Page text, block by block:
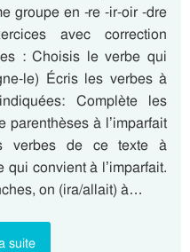
groupe en -re -ir-oir -dre
avec correction
: Choisis le verbe qui
le) Écris les verbes à
Complète les
parenthèses à l’imparfait
verbes de ce texte à
convient à l’imparfait.
on (ira/allait) à…
suite